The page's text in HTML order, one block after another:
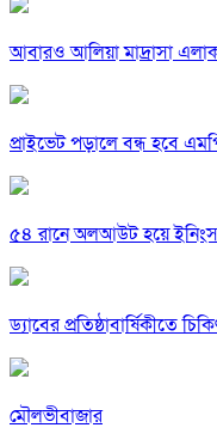
আবারও আলিয়া মাদ্রাসা
প্রাইভেট পড়ালে বন্ধ হবে
৫৪ রানে অলআউট হয়ে ইনিংস
ড্যাবের প্রতিষ্ঠাবার্ষিকীতে
মৌলভীবাজার